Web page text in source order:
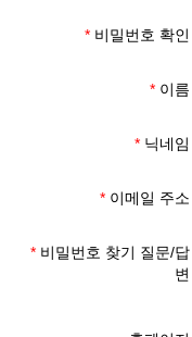
한글학교 회원이 아닌
파리한글학교 홈페이지
* 비밀번호 확인
* 이름
* 닉네임
* 이메일 주소
* 비밀번호 찾기 질문/답
변